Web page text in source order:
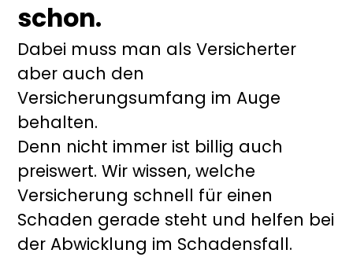
schon.
Dabei muss man als Versicherter
aber auch den
Versicherungsumfang im Auge
behalten.
Denn nicht immer ist billig auch
preiswert. Wir wissen, welche
Versicherung schnell für einen
Schaden gerade steht und helfen bei
der Abwicklung im Schadensfall.